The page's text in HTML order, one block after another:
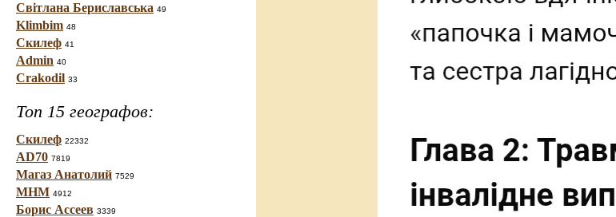
Світлана Бериславська 49
Klimbim 48
Скилеф 41
Admin 40
Crakodil 33
Топ 15 географов:
Скилеф 22332
AD70 7819
Магаз Анатолий 7529
МНМ 4912
Борис Ассеев 3339